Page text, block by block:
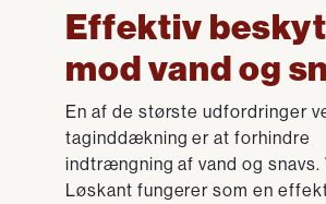
Effektiv
mod vand og
En af de største udfordringer
taginddækning er at forhindre
indtrængning af vand og snavs.
Løskant fungerer som en